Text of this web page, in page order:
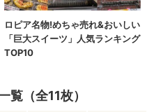
覧（全11枚）